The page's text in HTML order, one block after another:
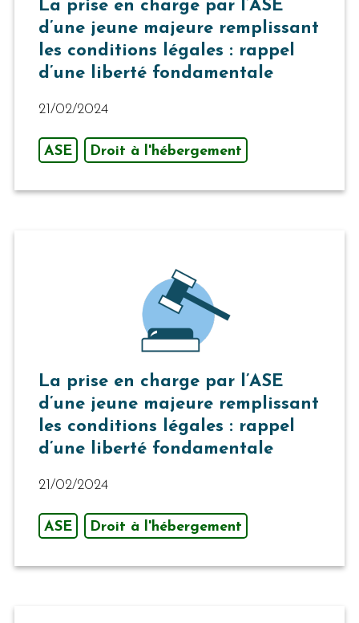
La prise en charge par l’ASE
d’une jeune majeure remplissant
les conditions légales : rappel
d’une liberté fondamentale
21/02/2024
ASE Droit à l'hébergement
La prise en charge par l’ASE
d’une jeune majeure remplissant
les conditions légales : rappel
d’une liberté fondamentale
21/02/2024
ASE Droit à l'hébergement